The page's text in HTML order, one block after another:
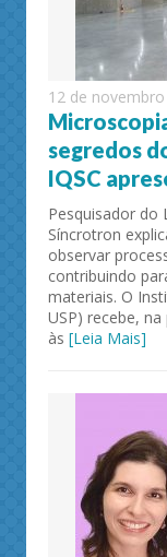
12 de
segredos
IQSC
Pesquisador do
Síncrotron
observar
contribuindo
materiais. O
USP) recebe,
às [Leia Mais]